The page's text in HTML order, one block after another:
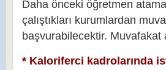
Daha önceki öğretmen
çalıştıkları kurumlardan
başvurabilecektir. Muvafakat
* Kaloriferci kadrolarında